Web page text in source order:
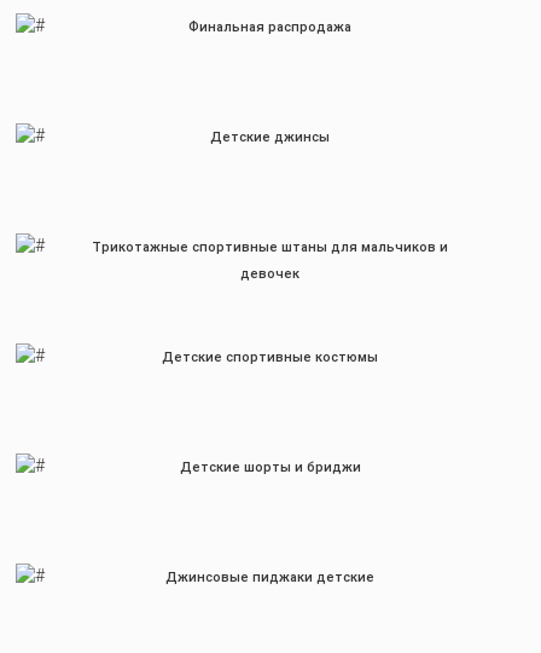
Финальная распродажа
Детские джинсы
Трикотажные спортивные штаны для мальчиков и
девочек
Детские спортивные костюмы
Детские шорты и бриджи
Джинсовые пиджаки детские